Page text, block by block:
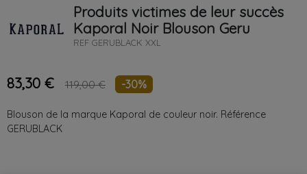
Produits victimes de leur succès
Kaporal Noir Blouson Geru
REF GERUBLACK XXL
83,30 € 119,00 € -30%
Blouson de la marque Kaporal de couleur noir. Référence
GERUBLACK